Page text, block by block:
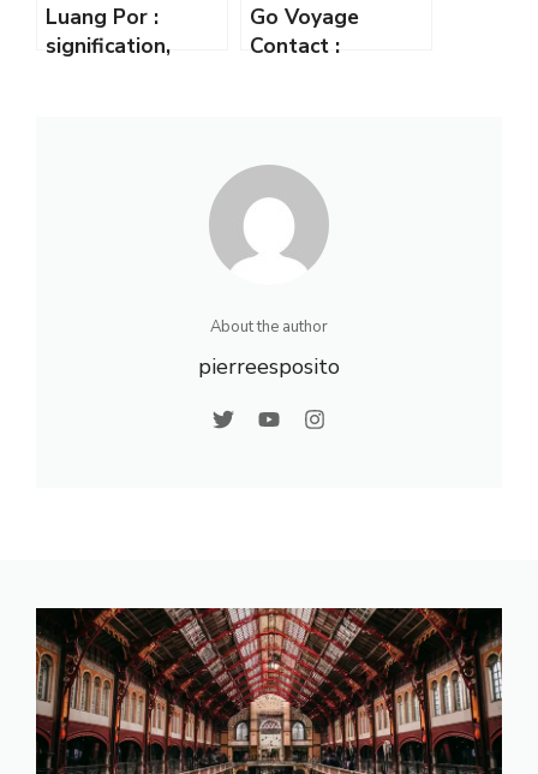
Luang Por :
signification,
Go Voyage
Contact :
About the author
pierreesposito